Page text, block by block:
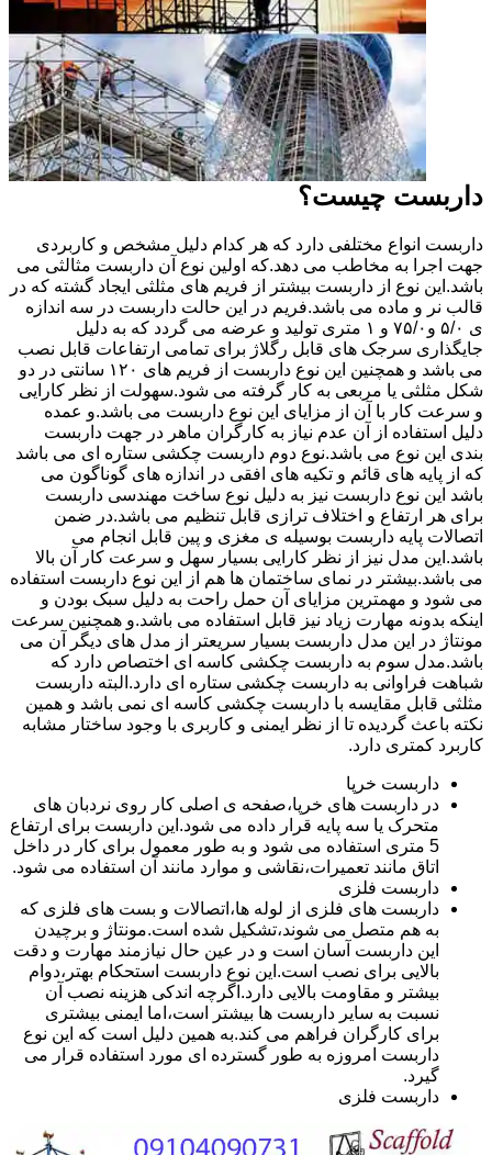
داربست چیست؟
داربست انواع مختلفی دارد که هر کدام دلیل مشخص و کاربردی
جهت اجرا به مخاطب می دهد.که اولین نوع آن داربست مثالثی می
باشد.این نوع از داربست بیشتر از فریم های مثلثی ایجاد گشته که در
قالب نر و ماده می باشد.فریم در این حالت داربست در سه اندازه
ی ۵/۰ و۷۵/۰ و ۱ متری تولید و عرضه می گردد که به دلیل
جایگذاری سرجک های قابل رگلاژ برای تمامی ارتفاعات قابل نصب
می باشد و همچنین این نوع داربست از فریم های ۱۲۰ سانتی در دو
شکل مثلثی یا مربعی به کار گرفته می شود.سهولت از نظر کارایی
و سرعت کار با آن از مزایای این نوع داربست می باشد.و عمده
دلیل استفاده از آن عدم نیاز به کارگران ماهر در جهت داربست
بندی این نوع می باشد.نوع دوم داربست چکشی ستاره ای می باشد
که از پایه های قائم و تکیه های افقی در اندازه های گوناگون می
باشد این نوع داربست نیز به دلیل نوع ساخت مهندسی داربست
برای هر ارتفاع و اختلاف ترازی قابل تنظیم می باشد.در ضمن
اتصالات پایه داربست بوسیله ی مغزی و پین قابل انجام می
باشد.این مدل نیز از نظر کارایی بسیار سهل و سرعت کار آن بالا
می باشد.بیشتر در نمای ساختمان ها هم از این نوع داربست استفاده
می شود و مهمترین مزایای آن حمل راحت به دلیل سبک بودن و
اینکه بدونه مهارت زیاد نیز قابل استفاده می باشد.و همچنین سرعت
مونتاژ در این مدل داربست بسیار سریعتر از مدل های دیگر آن می
باشد.مدل سوم به داربست چکشی کاسه ای اختصاص دارد که
شباهت فراوانی به داربست چکشی ستاره ای دارد.البته داربست
مثلثی قابل مقایسه با داربست چکشی کاسه ای نمی باشد و همین
نکته باعث گردیده تا از نظر ایمنی و کاربری با وجود ساختار مشابه
کاربرد کمتری دارد.
داربست خرپا
در داربست های خرپا،صفحه ی اصلی کار روی نردبان های
متحرک یا سه پایه قرار داده می شود.این داربست برای ارتفاع
5 متری استفاده می شود و به طور معمول برای کار در داخل
اتاق مانند تعمیرات،نقاشی و موارد مانند آن استفاده می شود.
داربست فلزی
داربست های فلزی از لوله ها،اتصالات و بست های فلزی که
به هم متصل می شوند،تشکیل شده است.مونتاژ و برچیدن
این داربست آسان است و در عین حال نیازمند مهارت و دقت
بالایی برای نصب است.این نوع داربست استحکام بهتر،دوام
بیشتر و مقاومت بالایی دارد.اگرچه اندکی هزینه نصب آن
نسبت به سایر داربست ها بیشتر است،اما ایمنی بیشتری
برای کارگران فراهم می کند.به همین دلیل است که این نوع
داربست امروزه به طور گسترده ای مورد استفاده قرار می
گیرد.
داربست فلزی